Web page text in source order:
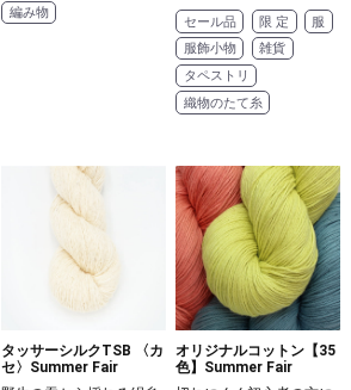
編み物
セール品 限 定
服
服飾小物
雑貨
タペストリ
織物のたて糸
タッサーシルクTSB 〈カ
セ〉Summer Fair
オリジナルコットン【35
色】Summer Fair